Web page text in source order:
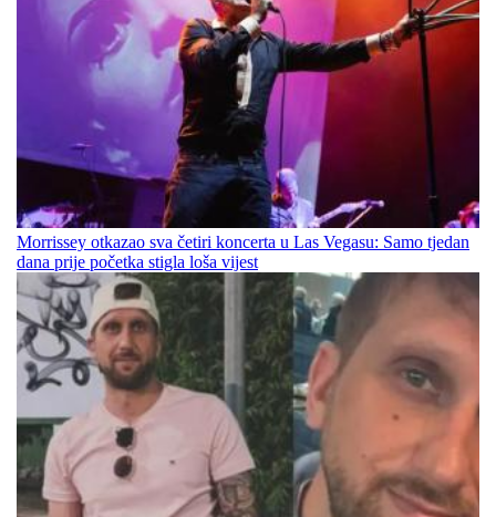
Morrissey otkazao sva četiri koncerta u Las Vegasu: Samo tjedan
dana prije početka stigla loša vijest